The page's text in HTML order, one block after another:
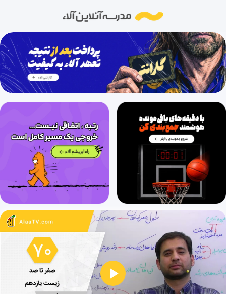
پخش
فصل هفتم: تولید مثل (قسمت سوم)، گفتار 1: دستگاه تولید مثل در مرد (تولید، ذخیره و خروج اسپرم)
44 دقیقه 1404/12/04
فصل هفتم: تولید مثل (قسمت چهارم)، گفتار 2: دستگاه تولید مثل در زن (وظایف، ساختار، دوره جنسی)
20 دقیقه 1404/12/04
30 دقیقه 1404/12/04
فصل هفتم: تولید مثل (قسمت ششم)، گفتار 2: دستگاه تولید مثل در زن (چرخۀ تخمدانی)
30 دقیقه 1404/12/04
فصل هفتم: تولید مثل (قسمت هفتم)، گفتار 2: دستگاه تولید مثل در زن (چرخۀ رحمی و تنظیم هورمونی)
31 دقیقه 1404/12/04
فصل هفتم: تولید مثل (قسمت هشتم)، گفتار 3: رشد و نمو جنین (لقاح)
21 دقیقه 1404/12/04
فصل هفتم: تولید مثل (قسمت نهم)، گفتار 3: رشد و نمو جنین (وقایع پس از لقاح)
1404/12/04